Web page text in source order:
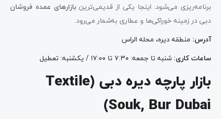
برنامه‌ریزی می‌شود. اینجا یکی از قدیمی‌ترین بازارهای عمده فروشان
دبی در زمینه خوراکی‌ها و عطاری به‌شمار می‌رود.
آدرس: منطقه دیره، محله الراس
ساعات کاری: شنبه تا جمعه: ۷:۳۰ تا ۱۷:۰۰ / یکشنبه: تعطیل
بازار پارچه دیره دبی (Textile
Souk, Bur Dubai)